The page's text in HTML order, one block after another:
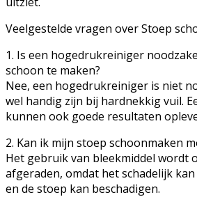
Veelgestelde vragen over Stoep
1. Is een hogedrukreiniger
schoon te maken?
Nee, een hogedrukreiniger is niet
wel handig zijn bij hardnekkig vuil.
kunnen ook goede resultaten
2. Kan ik mijn stoep schoonmaken
Het gebruik van bleekmiddel wordt
afgeraden, omdat het schadelijk
en de stoep kan beschadigen.